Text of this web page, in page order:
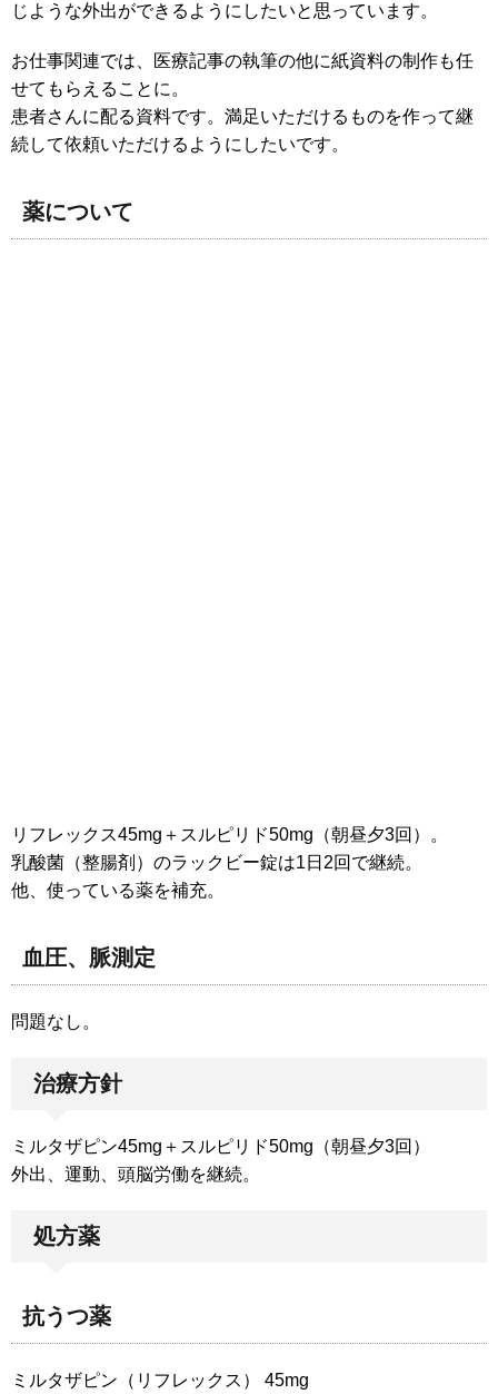
じような外出ができるようにしたいと思っています。
お仕事関連では、医療記事の執筆の他に紙資料の制作も任
せてもらえることに。
患者さんに配る資料です。満足いただけるものを作って継
続して依頼いただけるようにしたいです。
薬について
リフレックス45mg＋スルピリド50mg（朝昼夕3回）。
乳酸菌（整腸剤）のラックビー錠は1日2回で継続。
他、使っている薬を補充。
血圧、脈測定
問題なし。
治療方針
ミルタザピン45mg＋スルピリド50mg（朝昼夕3回）
外出、運動、頭脳労働を継続。
処方薬
抗うつ薬
ミルタザピン（リフレックス） 45mg